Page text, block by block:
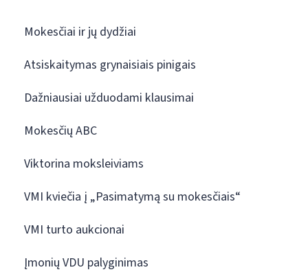
Mokesčiai ir jų dydžiai
Atsiskaitymas grynaisiais pinigais
Dažniausiai užduodami klausimai
Mokesčių ABC
Viktorina moksleiviams
VMI kviečia į „Pasimatymą su mokesčiais“
VMI turto aukcionai
Įmonių VDU palyginimas